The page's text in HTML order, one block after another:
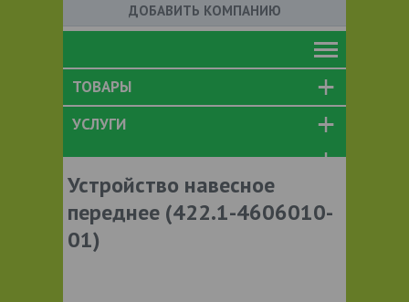
ДОБАВИТЬ КОМПАНИЮ
ТОВАРЫ
УСЛУГИ
Устройство навесное
переднее (422.1-4606010-
01)